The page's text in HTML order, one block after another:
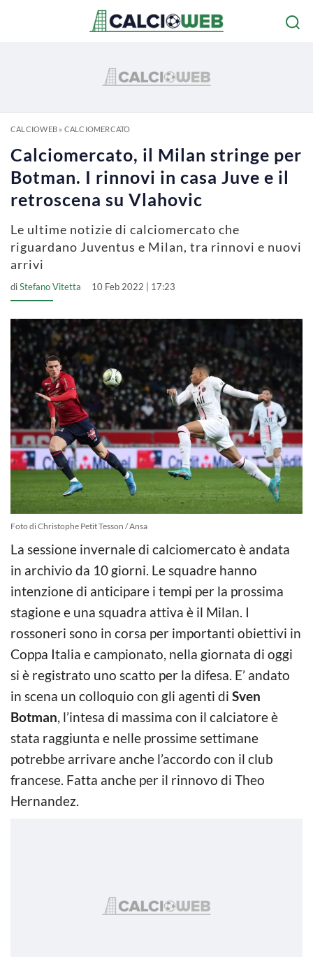
CALCIOWEB» CALCIOMERCATO
Calciomercato, il Milan stringe per
Botman. I rinnovi in casa Juve e il
retroscena su Vlahovic
Le ultime notizie di calciomercato che
riguardano Juventus e Milan, tra rinnovi e nuovi
arrivi
diStefano Vitetta 10 Feb 2022 | 17:23
Foto di Christophe Petit Tesson / Ansa
La sessione invernale di calciomercato è andata
in archivio da 10 giorni. Le squadre hanno
intenzione di anticipare i tempi per la prossima
stagione e una squadra attiva è il Milan. I
rossoneri sono in corsa per importanti obiettivi in
Coppa Italia e campionato, nella giornata di oggi
si è registrato uno scatto per la difesa. E’ andato
in scena un colloquio con gli agenti di Sven
Botman, l’intesa di massima con il calciatore è
stata raggiunta e nelle prossime settimane
potrebbe arrivare anche l’accordo con il club
francese. Fatta anche per il rinnovo di Theo
Hernandez.